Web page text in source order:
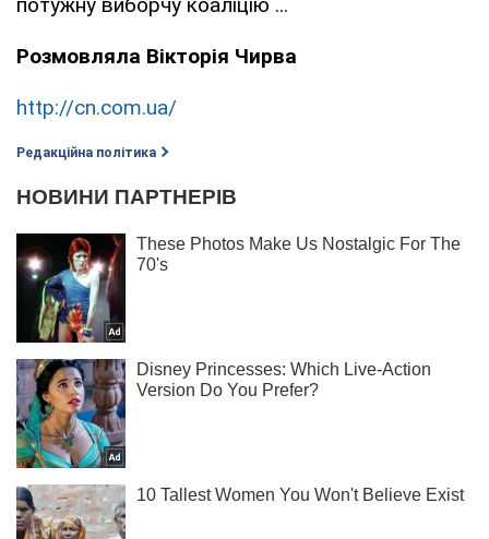
Розмовляла Вікторія Чирва
http://cn.com.ua/
Редакційна політика